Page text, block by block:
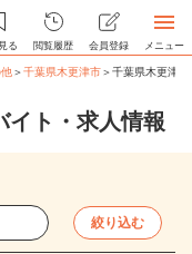
る 閲覧履歴 会員登録 メニュー
＞千葉県木更津市＞千葉県木更津
イト・求人情報
絞り込む